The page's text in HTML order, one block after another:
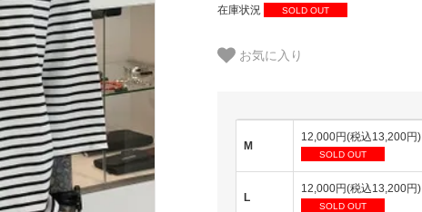
在庫状況 SOLD OUT
お気に入り
M
12,000円(税込13,200円)
SOLD OUT
L
12,000円(税込13,200円)
SOLD OUT